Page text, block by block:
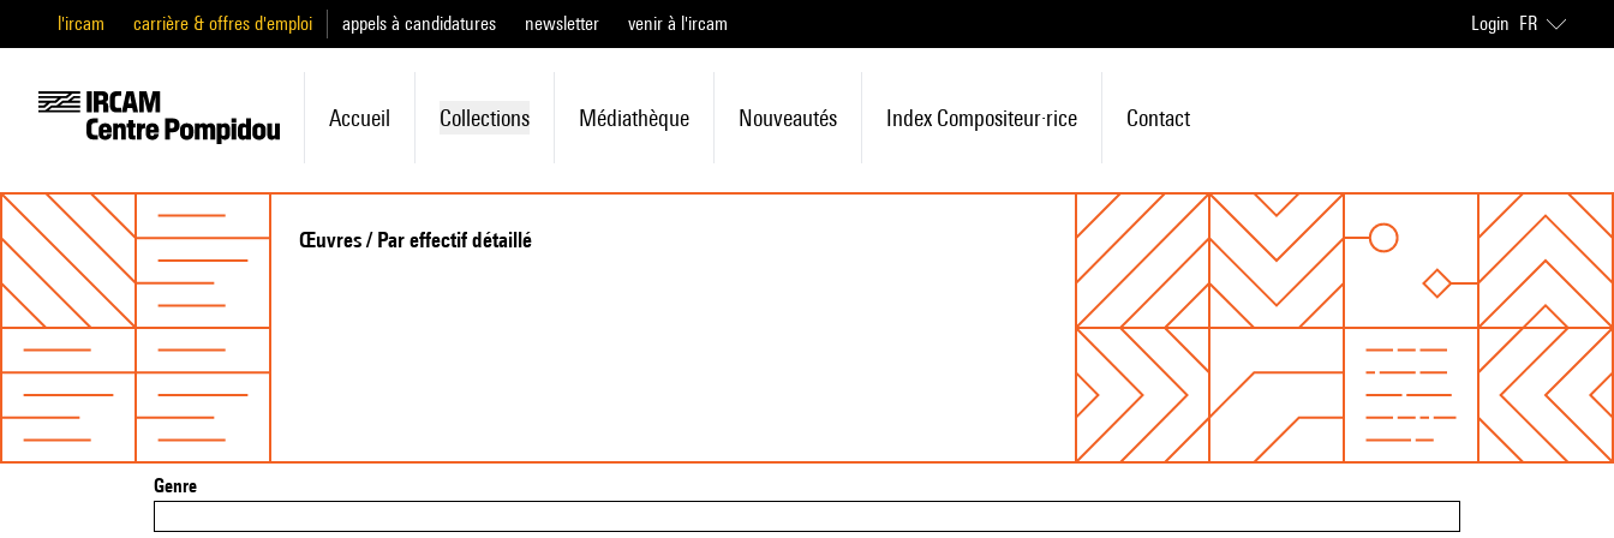
l'ircam carrière & offres d'emploi appels à candidatures newsletter venir à l'ircam Login FR
Accueil Collections Médiathèque Nouveautés Index Compositeur·rice Contact
Œuvres / Par effectif détaillé
Genre